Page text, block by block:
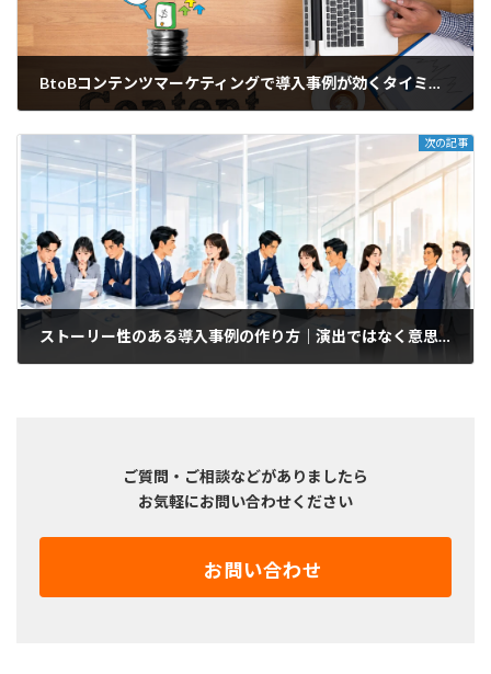
BtoBコンテンツマーケティングで導入事例が効くタイミング
次の記事
ストーリー性のある導入事例の作り方｜演出ではなく意思決定の流れを描く
ご質問・ご相談などがありましたら
お気軽にお問い合わせください
お問い合わせ